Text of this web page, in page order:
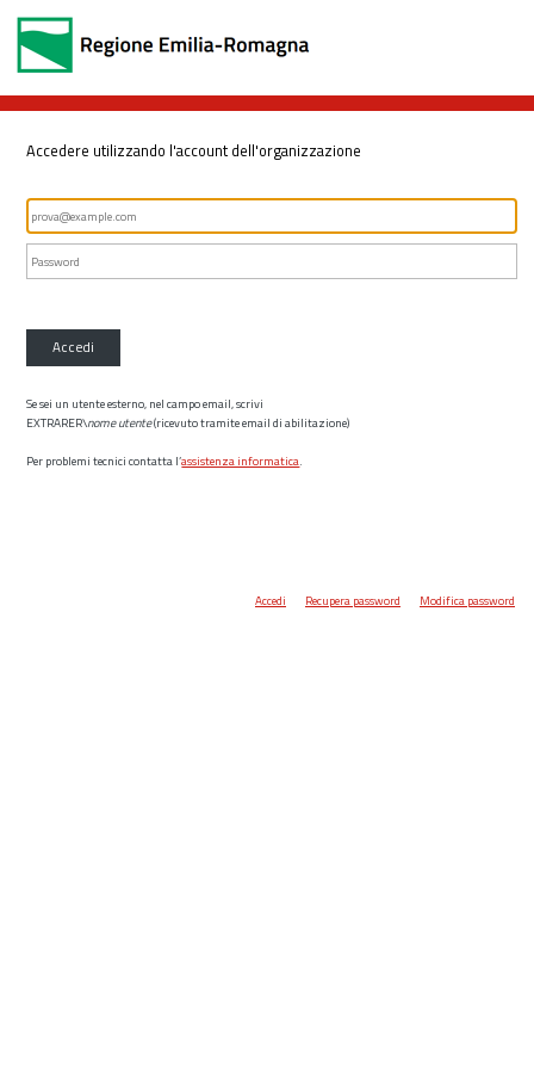
Accedere utilizzando l'account dell'organizzazione
Accedi
Se sei un utente esterno, nel campo email, scrivi
EXTRARER\nome utente(ricevuto tramite email di abilitazione)
Per problemi tecnici contatta l’assistenza informatica.
Accedi Recupera password Modifica password